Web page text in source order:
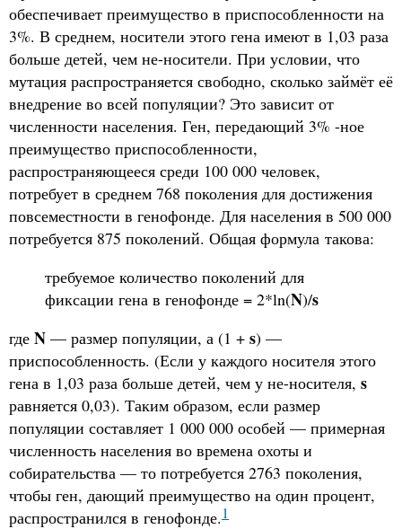
обеспечивает преимущество в приспособленности на
3%. В среднем, носители этого гена имеют в 1,03 раза
больше детей, чем не-носители. При условии, что
мутация распространяется свободно, сколько займёт её
внедрение во всей популяции? Это зависит от
численности населения. Ген, передающий 3% -ное
преимущество приспособленности,
распространяющееся среди 100 000 человек,
потребует в среднем 768 поколения для достижения
повсеместности в генофонде. Для населения в 500 000
потребуется 875 поколений. Общая формула такова:
требуемое количество поколений для
фиксации гена в генофонде = 2*ln(N)/s
где N — размер популяции, а (1 + s) —
приспособленность. (Если у каждого носителя этого
гена в 1,03 раза больше детей, чем у не-носителя, s
равняется 0,03). Таким образом, если размер
популяции составляет 1 000 000 особей — примерная
численность населения во времена охоты и
собирательства — то потребуется 2763 поколения,
чтобы ген, дающий преимущество на один процент,
распространился в генофонде.1